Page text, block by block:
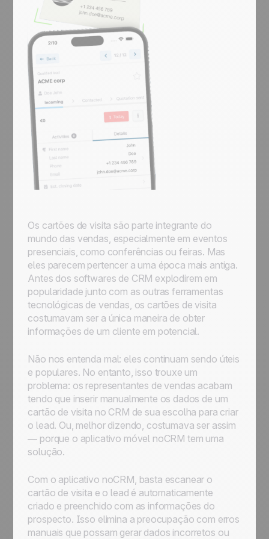
Os cartões de visita são parte integrante do
mundo das vendas, especialmente em eventos
presenciais, como conferências ou feiras. Mas
eles parecem pertencer a uma época mais antiga.
Antes dos softwares de CRM explodirem em
popularidade junto com as outras ferramentas
tecnológicas de vendas, os cartões de visita
costumavam ser a única maneira de obter
informações de um cliente em potencial.
Não nos entenda mal: eles continuam sendo úteis
e populares. No entanto, isso trouxe um
problema: os representantes de vendas acabam
tendo que inserir manualmente os dados de um
cartão de visita no CRM de sua escolha para criar
o lead. Ou, melhor dizendo, costumava ser assim
— porque o aplicativo móvel noCRM tem uma
solução.
Com o aplicativo noCRM, basta escanear o
cartão de visita e o lead é automaticamente
criado e preenchido com as informações do
prospecto. Isso elimina a preocupação com erros
manuais que possam gerar dados incorretos ou